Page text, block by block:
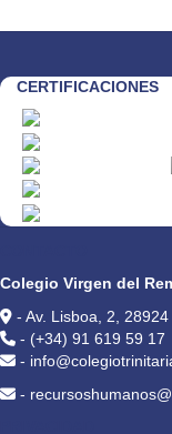
CERTIFICACIONES
Colegio Virgen del
- Av. Lisboa, 2,
- (+34) 91 619 59 17
-
-